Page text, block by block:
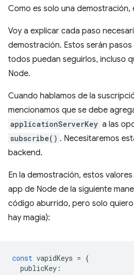
Como es solo una demostración,
Voy a explicar cada paso
demostración. Estos serán
todos puedan seguirlos, incluso
Node.
Cuando hablamos de la
mencionamos que se debe
applicationServerKey a las
subscribe() . Necesitaremos
backend.
En la demostración, estos
app de Node de la siguiente
código aburrido, pero solo
hay magia):
const vapidKeys = {
publicKey :